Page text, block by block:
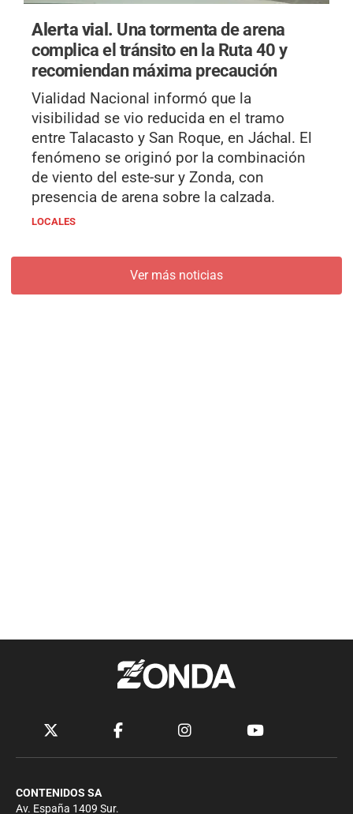
Alerta vial. Una tormenta de arena
complica el tránsito en la Ruta 40 y
recomiendan máxima precaución
Vialidad Nacional informó que la
visibilidad se vio reducida en el tramo
entre Talacasto y San Roque, en Jáchal. El
fenómeno se originó por la combinación
de viento del este-sur y Zonda, con
presencia de arena sobre la calzada.
LOCALES
Ver más noticias
CONTENIDOS SA
Av. España 1409 Sur.